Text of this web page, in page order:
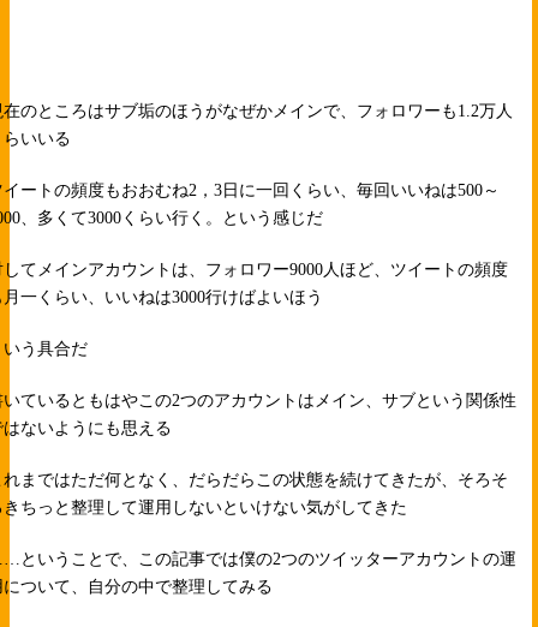
在のところはサブ垢のほうがなぜかメインで、フォロワーも1.2万人
らいいる
イートの頻度もおおむね2，3日に一回くらい、毎回いいねは500～
、多くて3000くらい行く。という感じだ
してメインアカウントは、フォロワー9000人ほど、ツイートの頻度
月一くらい、いいねは3000行けばよいほう
いう具合だ
いているともはやこの2つのアカウントはメイン、サブという関係性
はないようにも思える
れまではただ何となく、だらだらこの状態を続けてきたが、そろそ
きちっと整理して運用しないといけない気がしてきた
ということで、この記事では僕の2つのツイッターアカウントの運
について、自分の中で整理してみる